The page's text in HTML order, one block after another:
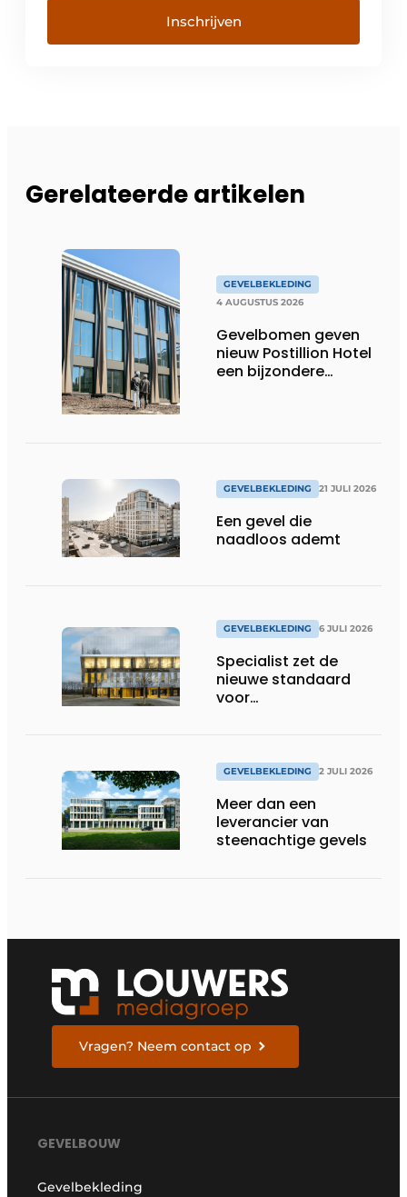
Inschrijven
Gerelateerde artikelen
GEVELBEKLEDING
4 AUGUSTUS 2026
Gevelbomen geven
nieuw Postillion Hotel
een bijzondere
GEVELBEKLEDING 21 JULI 2026
Een gevel die
naadloos ademt
GEVELBEKLEDING 6 JULI 2026
Specialist zet de
nieuwe standaard
voor
GEVELBEKLEDING 2 JULI 2026
Meer dan een
leverancier van
steenachtige gevels
Vragen? Neem contact op
GEVELBOUW
Gevelbekleding